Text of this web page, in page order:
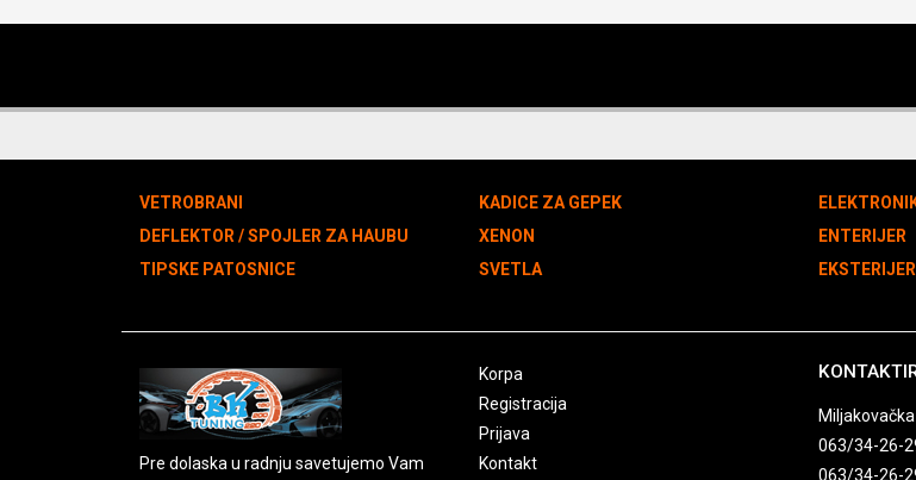
VETROBRANI
DEFLEKTOR / SPOJLER ZA HAUBU
TIPSKE PATOSNICE
KADICE ZA GEPEK
XENON
SVETLA
ENTERIJER
Pre dolaska u radnju savetujemo Vam
Korpa
Registracija
Prijava
Kontakt
063/34-26-
063/34-26-